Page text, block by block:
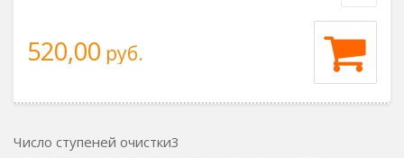
520,00 руб.
Число ступеней очистки3